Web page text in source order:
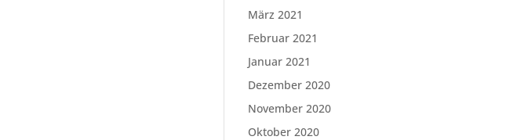
März 2021
Februar 2021
Januar 2021
Dezember 2020
November 2020
Oktober 2020